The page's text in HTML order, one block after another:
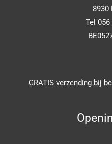
8930
Tel 056
GRATIS verzending bij